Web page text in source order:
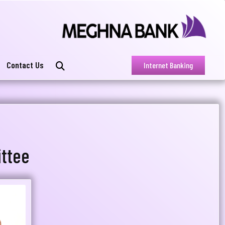
Contact Us Internet Banking